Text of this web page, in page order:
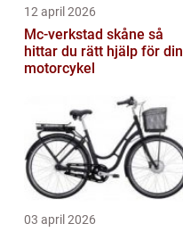
12 april 2026
Mc-verkstad skåne så
hittar du rätt hjälp för din
motorcykel
03 april 2026